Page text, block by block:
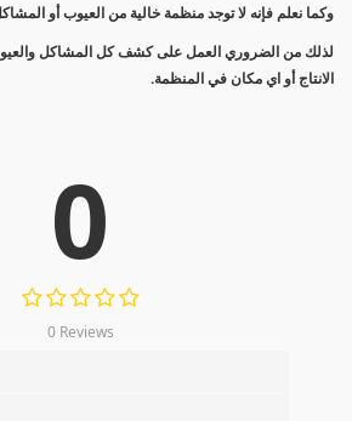
وكما نعلم فإنه لا توجد منظمة خالية من العيوب أو
لذلك من الضروري العمل على كشف كل المشاكل
الانتاج أو اي مكان في المنظمة.
0
0 Reviews